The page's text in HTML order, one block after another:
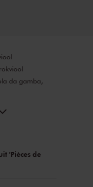
da gamba,
'Pièces de